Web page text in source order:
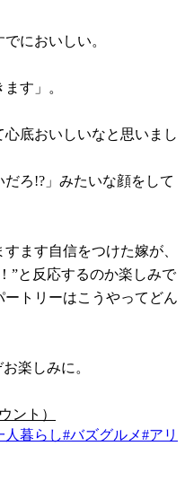
においしい。
す」。
底おいしいなと思いまし
ろ!?」みたいな顔をして
ます自信をつけた嫁が、
”と反応するのか楽しみで
トリーはこうやってどん
楽しみに。
ント）
人暮らし#バズグルメ#アリ